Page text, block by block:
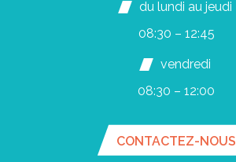
du lundi au jeudi
08:30 – 12:45
vendredi
08:30 – 12:00
CONTACTEZ-NOUS